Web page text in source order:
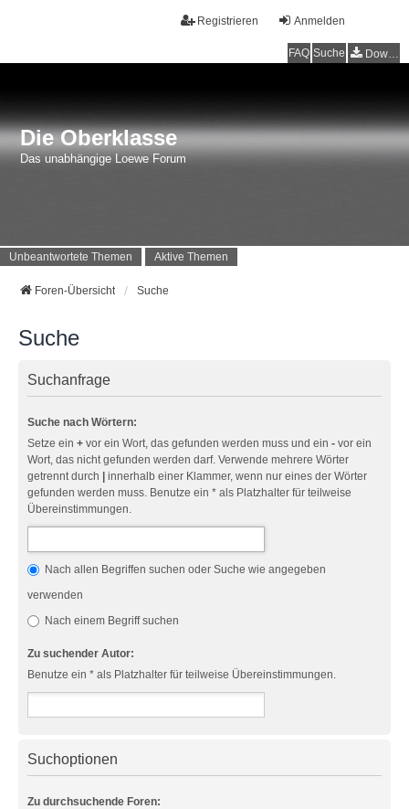
Anmelden
Registrieren
FAQ Suche Downloads
Die Oberklasse
Das unabhängige Loewe Forum
Unbeantwortete Themen Aktive Themen
Foren-Übersicht Suche
Suche
Suchanfrage
Suche nach Wörtern:
Setze ein + vor ein Wort, das gefunden werden muss und ein - vor ein
Wort, das nicht gefunden werden darf. Verwende mehrere Wörter
getrennt durch
innerhalb einer Klammer, wenn nur eines der Wörter
gefunden werden muss. Benutze ein * als Platzhalter für teilweise
Übereinstimmungen.
Nach allen Begriffen suchen oder Suche wie angegeben
verwenden
Nach einem Begriff suchen
Zu suchender Autor:
Benutze ein * als Platzhalter für teilweise Übereinstimmungen.
Suchoptionen
Zu durchsuchende Foren: